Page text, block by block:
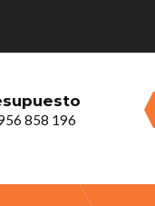
858 196